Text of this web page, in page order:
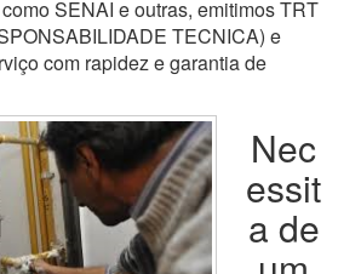
SENAI e outras, emitimos TRT
TECNICA) e
com rapidez e garantia de
Nec
essit
a de